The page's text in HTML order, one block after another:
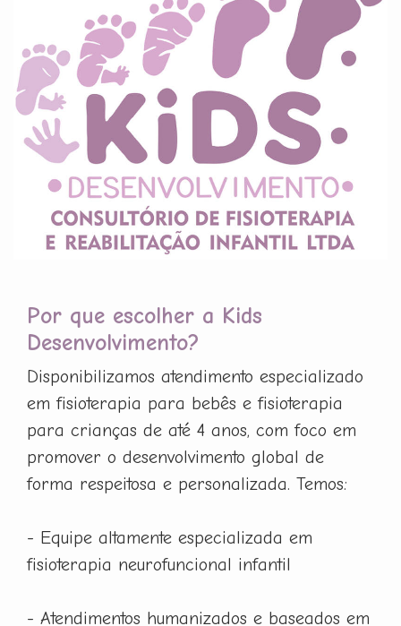
Por que escolher a Kids
Desenvolvimento?
Disponibilizamos atendimento especializado
em fisioterapia para bebês e fisioterapia
para crianças de até 4 anos, com foco em
promover o desenvolvimento global de
forma respeitosa e personalizada. Temos:
- Equipe altamente especializada em
fisioterapia neurofuncional infantil
- Atendimentos humanizados e baseados em